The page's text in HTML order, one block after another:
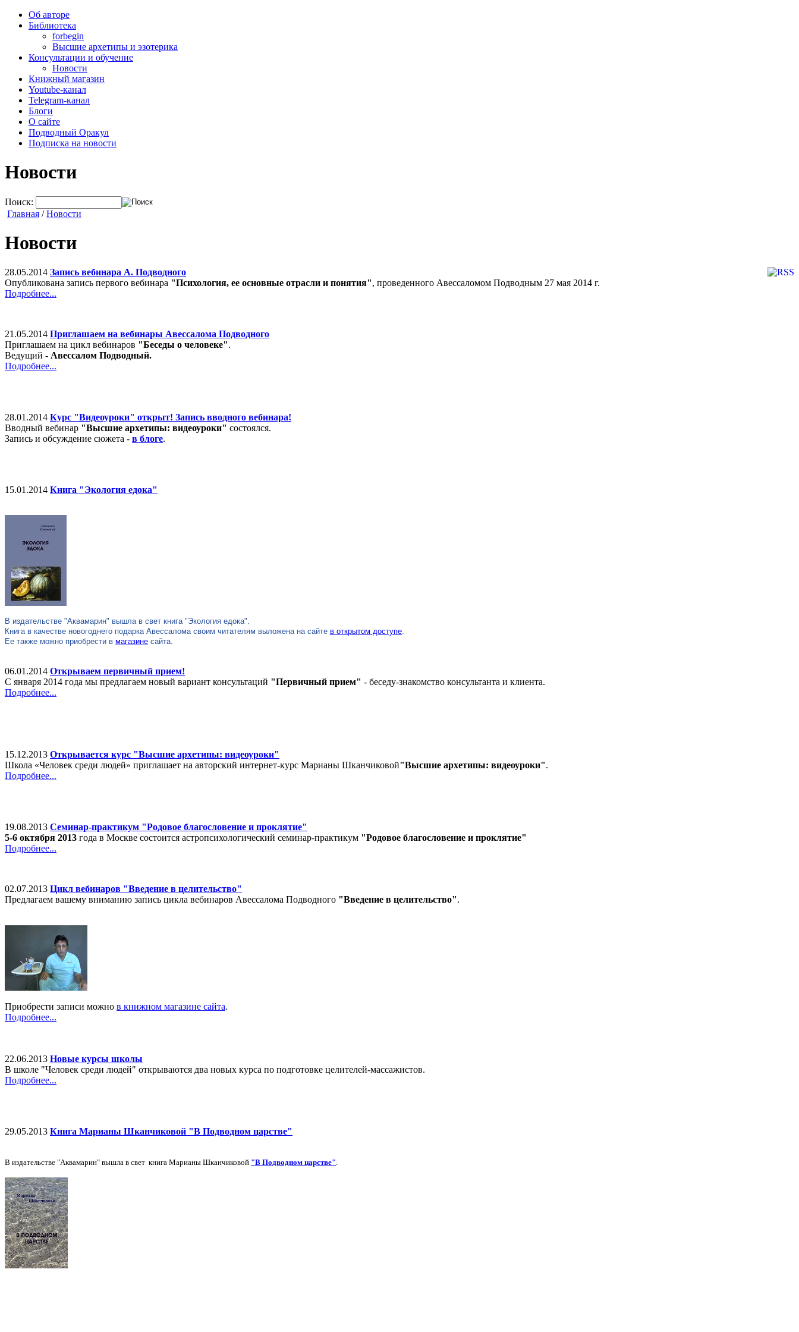
Об авторе
Библиотека
forbegin
Высшие архетипы и эзотерика
Консультации и обучение
Новости
Книжный магазин
Youtube-канал
Telegram-канал
Блоги
О сайте
Подводный Оракул
Подписка на новости
Новости
Поиск:
Главная /Новости
Новости
28.05.2014 Запись вебинара А. Подводного
Опубликована запись первого вебинара "Психология, ее основные отрасли и понятия", проведенного Авессаломом Подводным 27 мая 2014 г.
Подробнее...
21.05.2014 Приглашаем на вебинары Авессалома Подводного
Приглашаем на цикл вебинаров "Беседы о человеке".
Ведущий - Авессалом Подводный.
Подробнее...
28.01.2014 Курс "Видеоуроки" открыт! Запись вводного вебинара!
Вводный вебинар "Высшие архетипы: видеоуроки" состоялся.
Запись и обсуждение сюжета - в блоге.
15.01.2014 Книга "Экология едока"
В издательстве "Аквамарин" вышла в свет книга "Экология едока".
Книга в качестве новогоднего подарка Авессалома своим читателям выложена на сайте в открытом доступе
Ее также можно приобрести в магазине сайта.
06.01.2014 Открываем первичный прием!
С января 2014 года мы предлагаем новый вариант консультаций "Первичный прием" - беседу-знакомство консультанта и клиента.
Подробнее...
15.12.2013 Открывается курс "Высшие архетипы: видеоуроки"
Школа «Человек среди людей» приглашает на авторский интернет-курс Марианы Шканчиковой"Высшие архетипы: видеоуроки".
Подробнее...
19.08.2013 Семинар-практикум "Родовое благословение и проклятие"
5-6 октября 2013 года в Москве состоится астропсихологический семинар-практикум "Родовое благословение и проклятие"
Подробнее...
02.07.2013 Цикл вебинаров "Введение в целительство"
Предлагаем вашему вниманию запись цикла вебинаров Авессалома Подводного "Введение в целительство".
Приобрести записи можно в книжном магазине сайта.
Подробнее...
22.06.2013 Новые курсы школы
В школе "Человек среди людей" открываются два новых курса по подготовке целителей-массажистов.
Подробнее...
29.05.2013 Книга Марианы Шканчиковой "В Подводном царстве"
В издательстве "Аквамарин" вышла в свет книга Марианы Шканчиковой "В Подводном царстве"